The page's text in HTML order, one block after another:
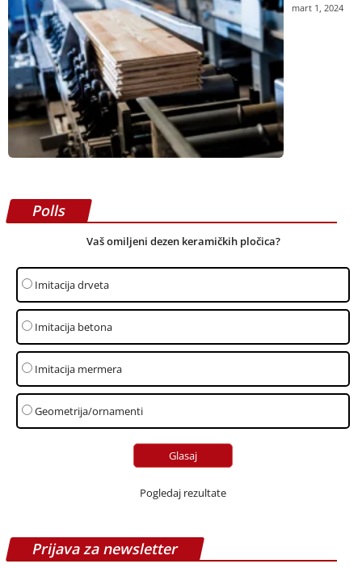
mart 1, 2024
Polls
Vaš omiljeni dezen keramičkih pločica?
Imitacija drveta
Imitacija betona
Imitacija mermera
Geometrija/ornamenti
Pogledaj rezultate
Prijava za newsletter